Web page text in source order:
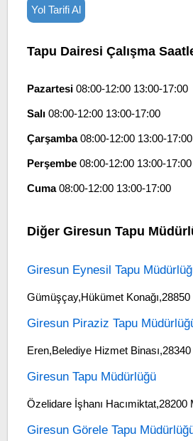
Yol Tarifi Al
Tapu Dairesi Çalışma
Pazartesi08:00-12:00 13:00-17:00
Salı08:00-12:00 13:00-17:00
Çarşamba08:00-12:00 13:00-17:00
Perşembe08:00-12:00 13:00-17:00
Cuma08:00-12:00 13:00-17:00
Diğer Giresun Tapu
Giresun Eynesil Tapu
Gümüşçay,Hükümet
Giresun Piraziz Tapu
Eren,Belediye Hizmet
Giresun Tapu Müdürlüğü
Özelidare İşhanı
Giresun Görele Tapu